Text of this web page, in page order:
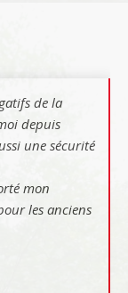
de la
depuis
une sécurité
mon
les anciens